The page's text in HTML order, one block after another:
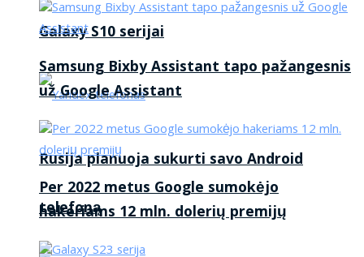
Galaxy S10 serijai
Rusija planuoja sukurti savo Android
telefoną
Samsung Bixby Assistant tapo pažangesnis
už Google Assistant
Per 2022 metus Google sumokėjo
hakeriams 12 mln. dolerių premijų